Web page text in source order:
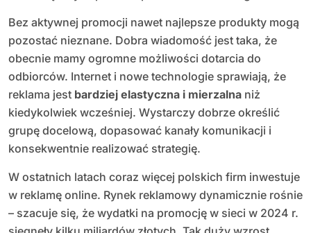
Bez aktywnej promocji nawet najlepsze produkty mogą
pozostać nieznane. Dobra wiadomość jest taka, że
obecnie mamy ogromne możliwości dotarcia do
odbiorców. Internet i nowe technologie sprawiają, że
reklama jest bardziej elastyczna i mierzalna niż
kiedykolwiek wcześniej. Wystarczy dobrze określić
grupę docelową, dopasować kanały komunikacji i
konsekwentnie realizować strategię.
W ostatnich latach coraz więcej polskich firm inwestuje
w reklamę online. Rynek reklamowy dynamicznie rośnie
– szacuje się, że wydatki na promocję w sieci w 2024 r.